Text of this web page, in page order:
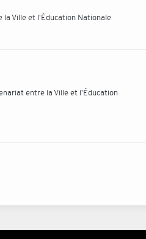
Ville et l'Éducation Nationale
entre la Ville et l'Éducation